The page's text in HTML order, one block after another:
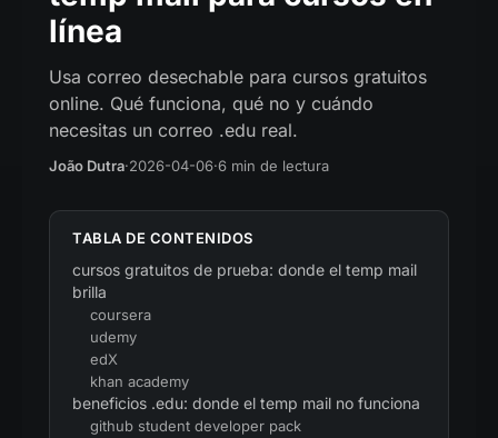
línea
Usa correo desechable para cursos gratuitos
online. Qué funciona, qué no y cuándo
necesitas un correo .edu real.
João Dutra·2026-04-06·6 min de lectura
TABLA DE CONTENIDOS
cursos gratuitos de prueba: donde el temp mail
brilla
coursera
udemy
edX
khan academy
beneficios .edu: donde el temp mail no funciona
github student developer pack